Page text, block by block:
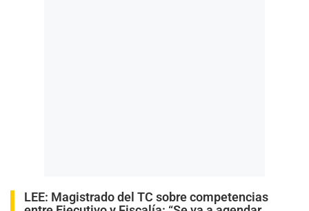
LEE: Magistrado del TC sobre competencias